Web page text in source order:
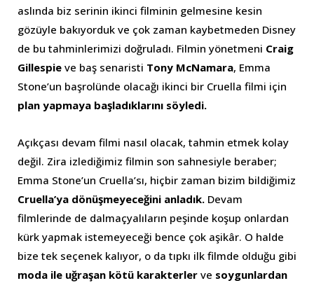
aslında biz serinin ikinci filminin gelmesine kesin
gözüyle bakıyorduk ve çok zaman kaybetmeden Disney
de bu tahminlerimizi doğruladı. Filmin yönetmeni Craig
Gillespie ve baş senaristi Tony McNamara, Emma
Stone’un başrolünde olacağı ikinci bir Cruella filmi için
plan yapmaya başladıklarını söyledi.
Açıkçası devam filmi nasıl olacak, tahmin etmek kolay
değil. Zira izlediğimiz filmin son sahnesiyle beraber;
Emma Stone’un Cruella’sı, hiçbir zaman bizim bildiğimiz
Cruella’ya dönüşmeyeceğini anladık. Devam
filmlerinde de dalmaçyalıların peşinde koşup onlardan
kürk yapmak istemeyeceği bence çok aşikâr. O halde
bize tek seçenek kalıyor, o da tıpkı ilk filmde olduğu gibi
moda ile uğraşan kötü karakterler ve soygunlardan